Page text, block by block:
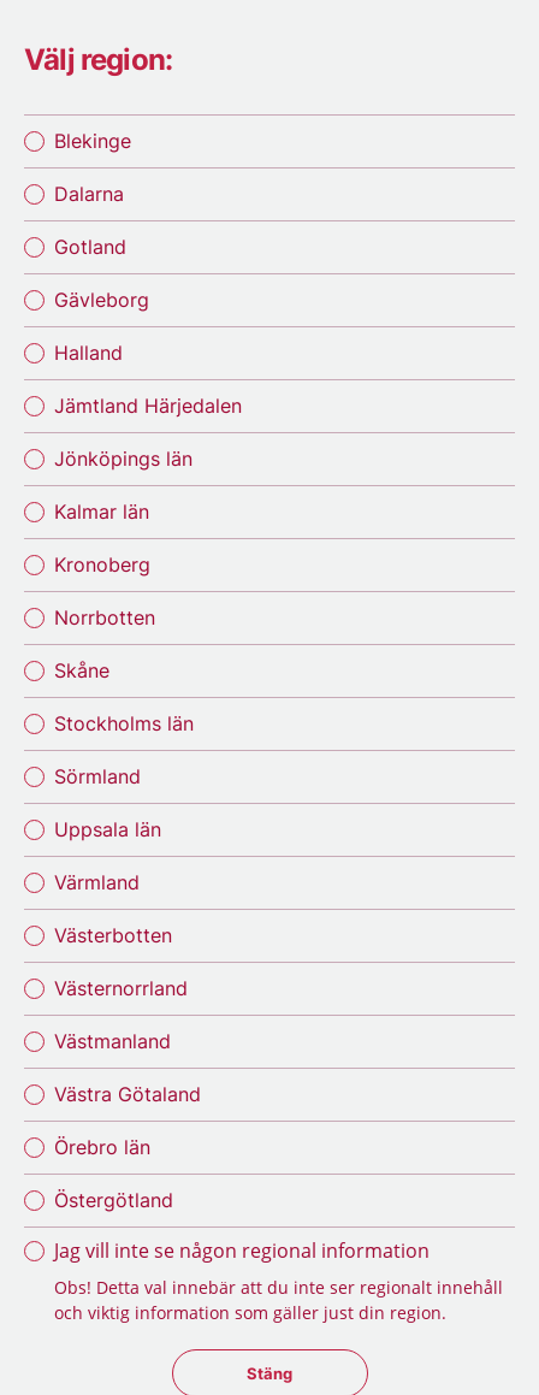
Välj region:
Blekinge
Dalarna
Gotland
Gävleborg
Halland
Jämtland Härjedalen
Jönköpings län
Kalmar län
Kronoberg
Norrbotten
Skåne
Stockholms län
Sörmland
Uppsala län
Värmland
Västerbotten
Västernorrland
Västmanland
Västra Götaland
Örebro län
Östergötland
Jag vill inte se någon regional information
Obs! Detta val innebär att du inte ser regionalt innehåll
och viktig information som gäller just din region.
Stäng regionsväljaren
Stäng